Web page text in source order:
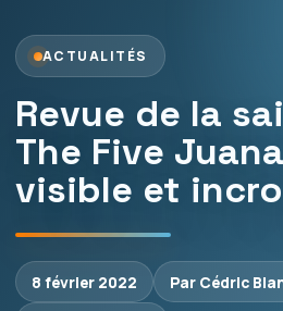
ACTUALITÉS
Revue de la
The Five
visible et
8 février 2022
Par Cédric